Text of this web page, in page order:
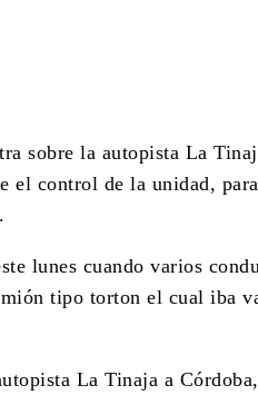
sobre la autopista La
el control de la unidad,
lunes cuando varios
tipo torton el cual iba
La Tinaja a